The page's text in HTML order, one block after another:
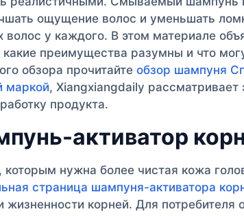
ощущение волос и уменьшать
волос у каждого. В этом материале
преимущества разумны и что
обзора прочитайте обзор шампуня
маркой, Xiangxiangdaily рассматривает
продукта.
активатор
нужна более чистая кожа
страница шампуня-активатора
корней. Для потребителя